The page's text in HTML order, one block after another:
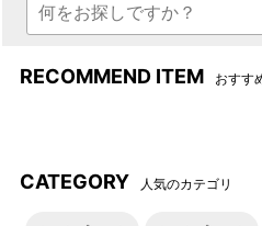
RECOMMEND ITEM おすす
CATEGORY 人気のカテゴリ